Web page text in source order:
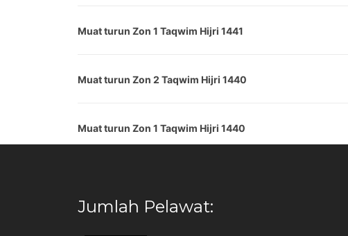
Muat turun Zon 1 Taqwim Hijri 1441
Muat turun Zon 2 Taqwim Hijri 1440
Muat turun Zon 1 Taqwim Hijri 1440
Jumlah Pelawat: